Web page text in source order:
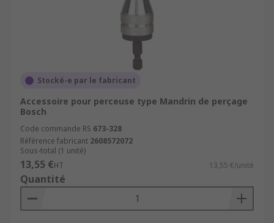
Stocké-e par le fabricant
Accessoire pour perceuse type Mandrin de perçage
Bosch
Code commande RS 673-328
Référence fabricant 2608572072
Sous-total (1 unité)
13,55 €HT 13,55 €/unité
Quantité